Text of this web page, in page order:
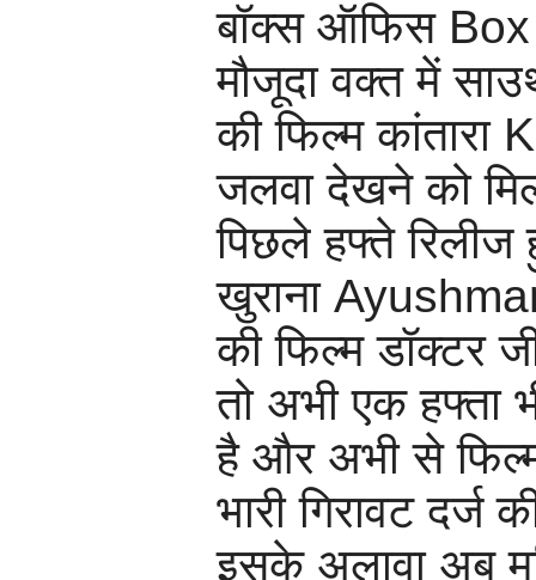
बॉक्स ऑफिस
मौजूदा वक्त में
की फिल्म कांतारा
जलवा देखने को
पिछले हफ्ते रिलीज
खुराना
की फिल्म डॉक्टर
तो अभी एक हफ्ता
है और अभी से
भारी गिरावट दर्ज
इसके अलावा अब